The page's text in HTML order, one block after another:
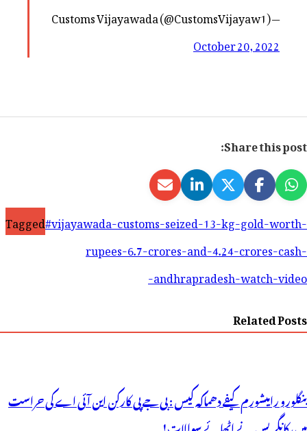
— Customs Vijayawada (@CustomsVijayaw1)
October 20, 2022
Share this post:
Tagged#vijayawada-customs-seized-13-kg-gold-worth-
rupees-6.7-crores-and-4.24-crores-cash-
andhrapradesh-watch-video-
Related Posts
بنگلورو رامیشورم کیفے دھماکہ کیس : بی جے پی کارکن این آئی اے کی حراست